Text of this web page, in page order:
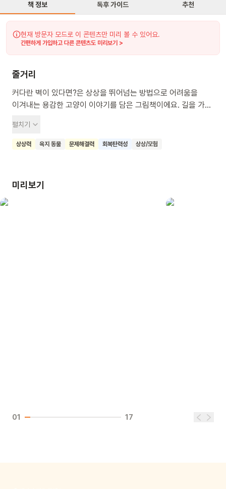
책 정보 독후 가이드 추천
현재 방문자 모드로 이 콘텐츠만 미리 볼 수 있어요.
간편하게 가입하고 다른 콘텐츠도 미리보기 >
줄거리
커다란 벽이 있다면?은 상상을 뛰어넘는 방법으로 어려움을
이겨내는 용감한 고양이 이야기를 담은 그림책이에요. 길을 가다
계속 찾아낸답니다. 이 책을 통해 우리 친구들은 어떤 어려움이
와도 용기와 지혜로 헤쳐나갈 수 있다는 것을 배우게 될 거예요.
펼치기
상상력 육지 동물 문제해결력 회복탄력성 상상/모험
미리보기
01 17